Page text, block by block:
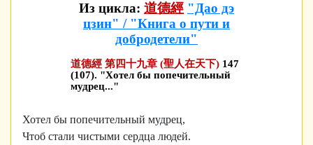
Из цикла: 道德經 "Дао дэ
цзин" / "Книга о пути и
добродетели"
道德經 第四十九章 (聖人在天下) 147
(107). "Хотел бы попечительный
мудрец..."
Хотел бы попечительный мудрец,
Чтоб стали чистыми сердца людей.